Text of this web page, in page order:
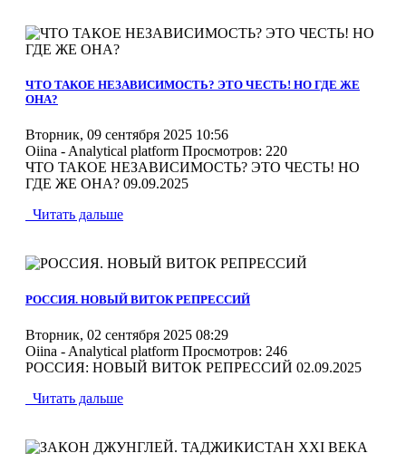
ЧТО ТАКОЕ НЕЗАВИСИМОСТЬ? ЭТО ЧЕСТЬ! НО ГДЕ ЖЕ
ОНА?
Вторник, 09 сентября 2025 10:56
Oiina - Analytical platform Просмотров: 220
ЧТО ТАКОЕ НЕЗАВИСИМОСТЬ? ЭТО ЧЕСТЬ! НО
ГДЕ ЖЕ ОНА? 09.09.2025
Читать дальше
РОССИЯ. НОВЫЙ ВИТОК РЕПРЕССИЙ
Вторник, 02 сентября 2025 08:29
Oiina - Analytical platform Просмотров: 246
РОССИЯ: НОВЫЙ ВИТОК РЕПРЕССИЙ 02.09.2025
Читать дальше